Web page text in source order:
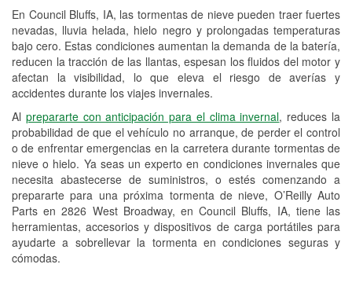
En Council Bluffs, IA, las tormentas de nieve pueden traer fuertes
nevadas, lluvia helada, hielo negro y prolongadas temperaturas
bajo cero. Estas condiciones aumentan la demanda de la batería,
reducen la tracción de las llantas, espesan los fluidos del motor y
afectan la visibilidad, lo que eleva el riesgo de averías y
accidentes durante los viajes invernales.
Al prepararte con anticipación para el clima invernal, reduces la
probabilidad de que el vehículo no arranque, de perder el control
o de enfrentar emergencias en la carretera durante tormentas de
nieve o hielo. Ya seas un experto en condiciones invernales que
necesita abastecerse de suministros, o estés comenzando a
prepararte para una próxima tormenta de nieve, O’Reilly Auto
Parts en 2826 West Broadway, en Council Bluffs, IA, tiene las
herramientas, accesorios y dispositivos de carga portátiles para
ayudarte a sobrellevar la tormenta en condiciones seguras y
cómodas.
Programa de Préstamo de
Herramientas
Rectificación de tambores y discos de
freno
Snowstorm Supplies
Tornado Supplies
Conoce más